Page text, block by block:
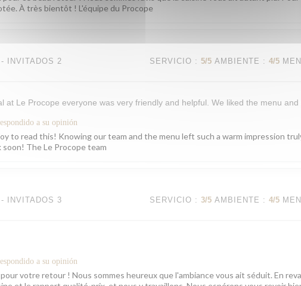
À très bientôt ! L'équipe du Procope
INVITADOS 2 SERVICIO : 5/5 AMBIENTE : 4/5
at Le Procope everyone was very friendly and helpful. We liked the menu and
a su opinión
to read this! Knowing our team and the menu left such a warm impression
The Le Procope team
INVITADOS 3 SERVICIO : 3/5 AMBIENTE : 4/5
a su opinión
votre retour ! Nous sommes heureux que l'ambiance vous ait séduit. En